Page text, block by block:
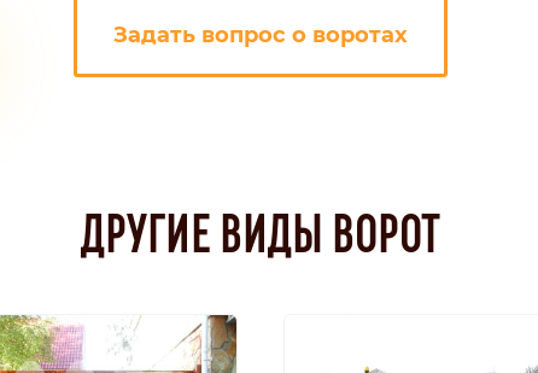
Задать вопрос о воротах
ДРУГИЕ ВИДЫ ВОРОТ